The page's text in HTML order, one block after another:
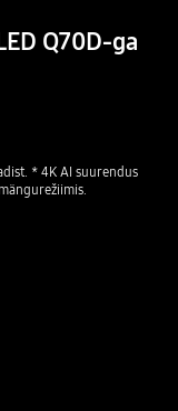
Q70D-ga
* 4K AI suurendus